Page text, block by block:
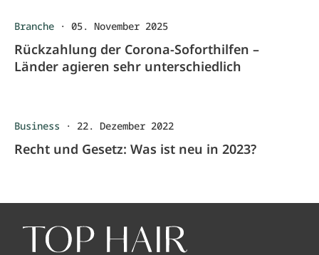
Branche · 05. November 2025
Rückzahlung der Corona-Soforthilfen –
Länder agieren sehr unterschiedlich
Business · 22. Dezember 2022
Recht und Gesetz: Was ist neu in 2023?